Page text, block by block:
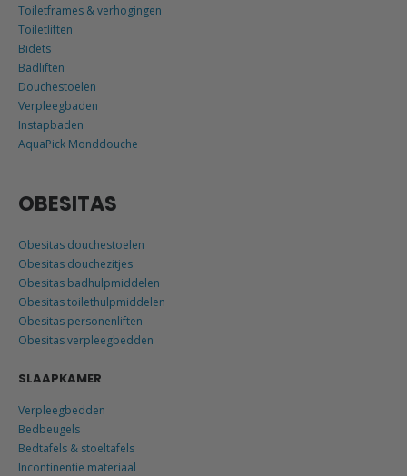
Toiletframes & verhogingen
Toiletliften
Bidets
Badliften
Douchestoelen
Verpleegbaden
Instapbaden
AquaPick Monddouche
OBESITAS
Obesitas douchestoelen
Obesitas douchezitjes
Obesitas badhulpmiddelen
Obesitas toilethulpmiddelen
Obesitas personenliften
Obesitas verpleegbedden
SLAAPKAMER
Verpleegbedden
Bedbeugels
Bedtafels & stoeltafels
Incontinentie materiaal